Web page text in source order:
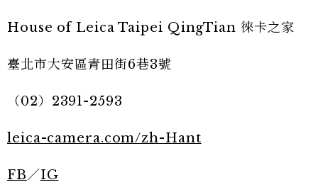
House of Leica Taipei QingTian 徠卡之家
臺北市大安區青田街6巷3號
（02）2391-2593
leica-camera.com/zh-Hant
FB／IG